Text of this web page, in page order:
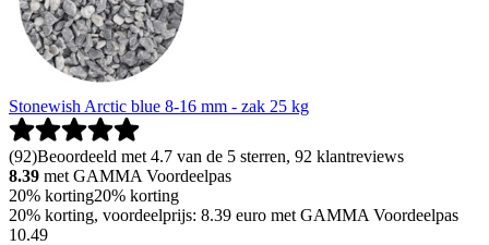
Stonewish Arctic blue 8-16 mm - zak 25 kg
(92)Beoordeeld met 4.7 van de 5 sterren, 92 klantreviews
8.39 met GAMMA Voordeelpas
20% korting20% korting
20% korting, voordeelprijs: 8.39 euro met GAMMA Voordeelpas
10.49